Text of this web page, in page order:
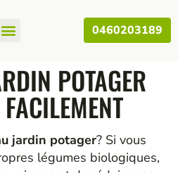
0460203189
POTAGER
jardin potager? Si vous
légumes biologiques,